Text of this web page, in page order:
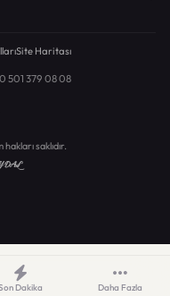
Site Haritası
501 379 08 08
saklıdır.
Dakika Daha Fazla